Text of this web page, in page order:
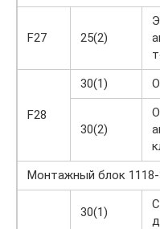
F27 25(2)
F28
30(1)
30(2)
Монтажный блок 1118-
30(1)